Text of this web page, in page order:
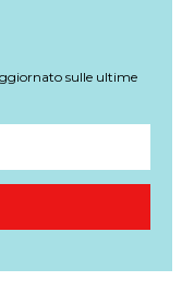
sulle ultime